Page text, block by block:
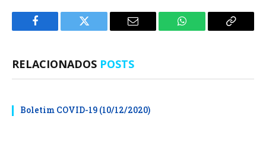
Facebook Twitter
E-
WhatsApp Copiar
RELACIONADOS POSTS
Boletim COVID-19 (10/12/2020)